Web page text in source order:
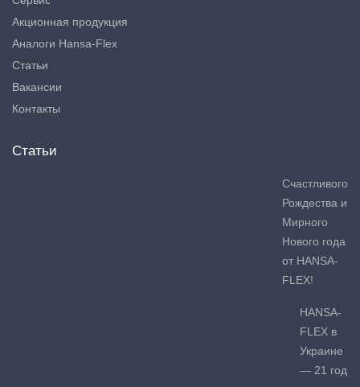
Акционная продукция
Аналоги Hansa-Flex
Статьи
Вакансии
Контакты
Статьи
Счастливого
Рождества и
Мирного
Нового года
от HANSA-
FLEX!
HANSA-
FLEX в
Украине
— 21 год